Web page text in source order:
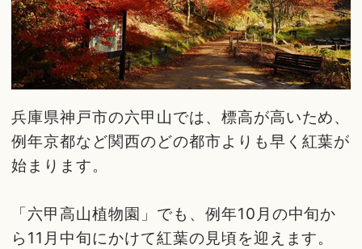
兵庫県神戸市の六甲山では、標高が高いため、
例年京都など関西のどの都市よりも早く紅葉が
始まります。
「六甲高山植物園」でも、例年10月の中旬か
ら11月中旬にかけて紅葉の見頃を迎えます。